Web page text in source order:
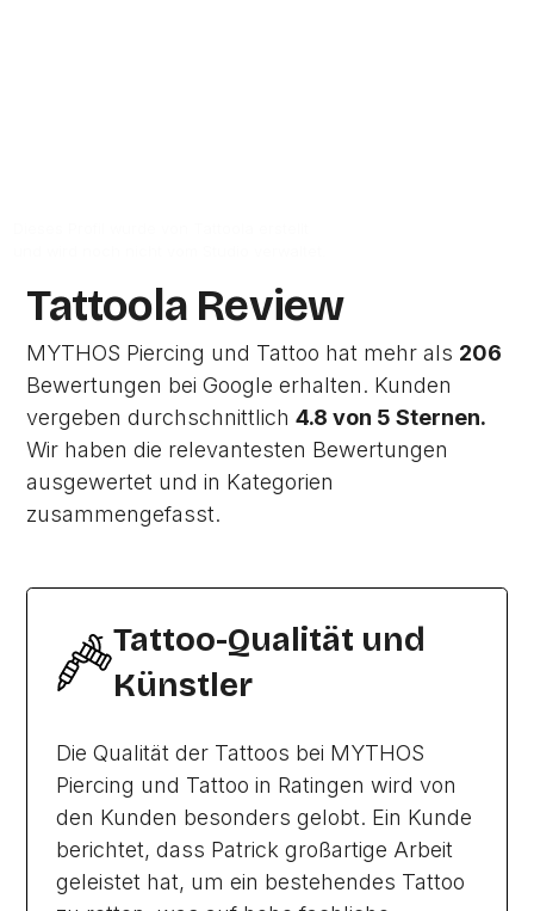
Tattoola Review
MYTHOS Piercing und Tattoo hat mehr als 206
Bewertungen bei Google erhalten. Kunden
vergeben durchschnittlich4.8 von 5 Sternen.
Wir haben die relevantesten Bewertungen
ausgewertet und in Kategorien
zusammengefasst.
Tattoo-Qualität und
Künstler
Die Qualität der Tattoos bei MYTHOS
Piercing und Tattoo in Ratingen wird von
den Kunden besonders gelobt. Ein Kunde
berichtet, dass Patrick großartige Arbeit
geleistet hat, um ein bestehendes Tattoo